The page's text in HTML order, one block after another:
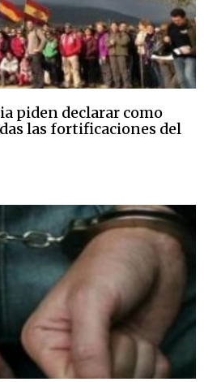
piden declarar como
las fortificaciones del